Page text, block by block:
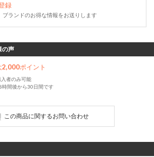
録
ブランドのお得な情報をお送りします
の声
2,000ポイント
者のみ可能
間後から30日間です
この商品に関するお問い合わせ